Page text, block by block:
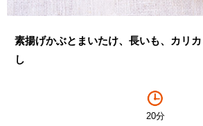
素揚げかぶとまいたけ、長いも、カリ
し
20分